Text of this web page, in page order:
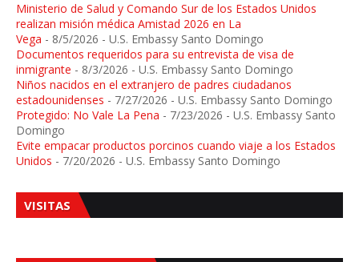
Ministerio de Salud y Comando Sur de los Estados Unidos
realizan misión médica Amistad 2026 en La
Vega - 8/5/2026 - U.S. Embassy Santo Domingo
Documentos requeridos para su entrevista de visa de
inmigrante - 8/3/2026 - U.S. Embassy Santo Domingo
Niños nacidos en el extranjero de padres ciudadanos
estadounidenses - 7/27/2026 - U.S. Embassy Santo Domingo
Protegido: No Vale La Pena - 7/23/2026 - U.S. Embassy Santo
Domingo
Evite empacar productos porcinos cuando viaje a los Estados
Unidos - 7/20/2026 - U.S. Embassy Santo Domingo
VISITAS